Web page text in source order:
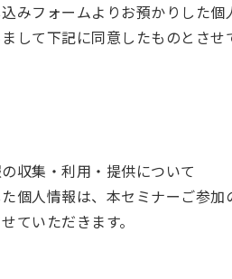
みフォームよりお預かりした
して下記に同意したものとさ
集・利用・提供について
個人情報は、本セミナーご参
ていただきます。